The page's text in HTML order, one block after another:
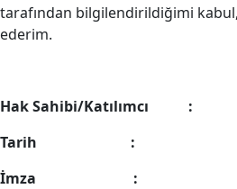
tarafından bilgilendirildiğimi
ederim.
Hak Sahibi/Katılımcı :
Tarih :
İmza :